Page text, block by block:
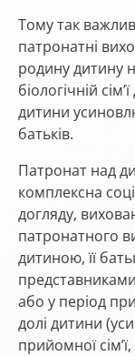
Тому так
патронатні
родину дитину
біологічній
дитини
батьків.
Патронат над
комплексна
догляду,
патронатного
дитиною, її
або у період
долі дитини
прийомної